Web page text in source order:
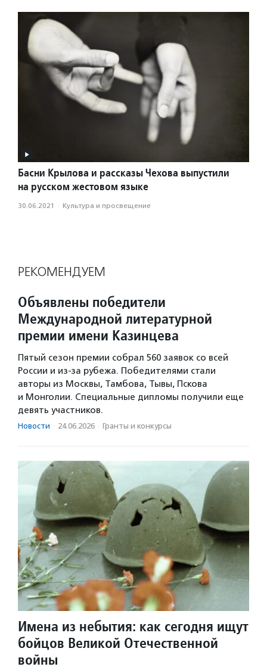
Басни Крылова и рассказы Чехова выпустили
на русском жестовом языке
30.06.2021 · Культура и просвещение
РЕКОМЕНДУЕМ
Объявлены победители
Международной литературной
премии имени Казинцева
Пятый сезон премии собрал 560 заявок со всей
России и из-за рубежа. Победителями стали
авторы из Москвы, Тамбова, Тывы, Пскова
и Монголии. Специальные дипломы получили еще
девять участников.
Новости · 24.06.2026 · Гранты и конкурсы
Имена из небытия: как сегодня ищут
бойцов Великой Отечественной
войны